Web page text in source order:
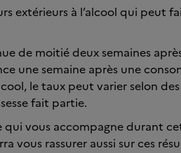
extérieurs à l’alcool qui peut
de moitié deux semaines
une semaine après une
le taux peut varier selon
fait partie.
qui vous accompagne durant
vous rassurer aussi sur ces